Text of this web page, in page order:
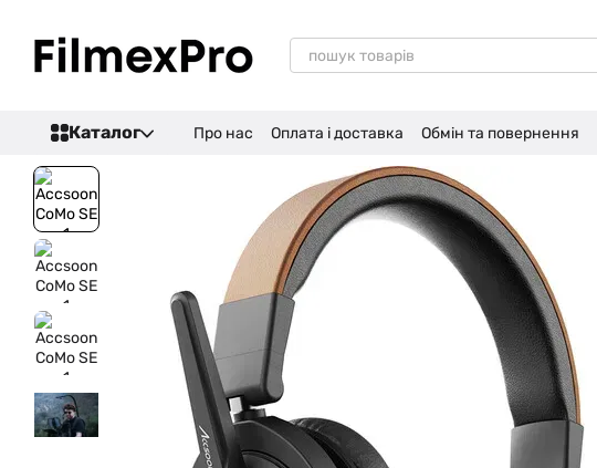
Каталог Про нас Оплата і доставка Обмін та повернення